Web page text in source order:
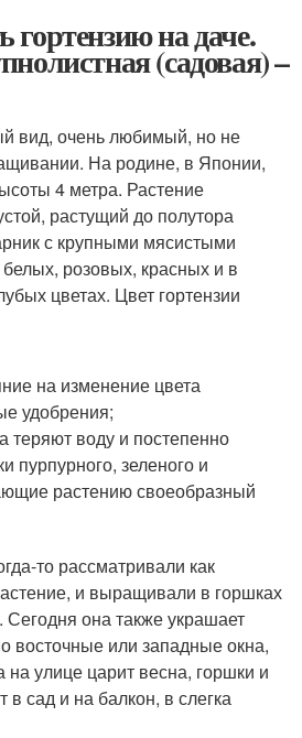
на даче.
(садовая) –
вид, очень любимый, но не
На родине, в Японии,
4 метра. Растение
растущий до полутора
с крупными мясистыми
розовых, красных и в
цветах. Цвет гортензии
на изменение цвета
удобрения;
теряют воду и постепенно
пурпурного, зеленого и
растению своеобразный
то рассматривали как
и выращивали в горшках
она также украшает
восточные или западные окна,
на улице царит весна, горшки и
в сад и на балкон, в слегка